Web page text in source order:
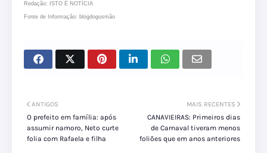
Redação: ISTO É NOTÍCIA
Fonte de Informação: blogdogusmão
MAIS RECENTES
CANAVIEIRAS: Primeiros dias
de Carnaval tiveram menos
foliões que em anos anteriores
ANTIGOS
O prefeito em família: após
assumir namoro, Neto curte
folia com Rafaela e filha